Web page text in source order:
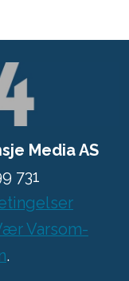
Media AS
731
Varsom-
.